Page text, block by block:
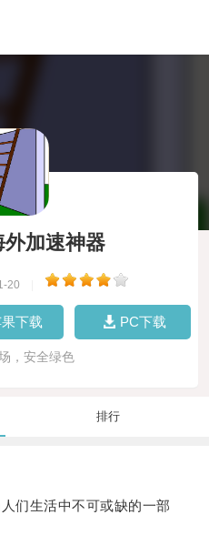
加速神器
20
下载 PC下载
，安全绿色
排行
生活中不可或缺的一部